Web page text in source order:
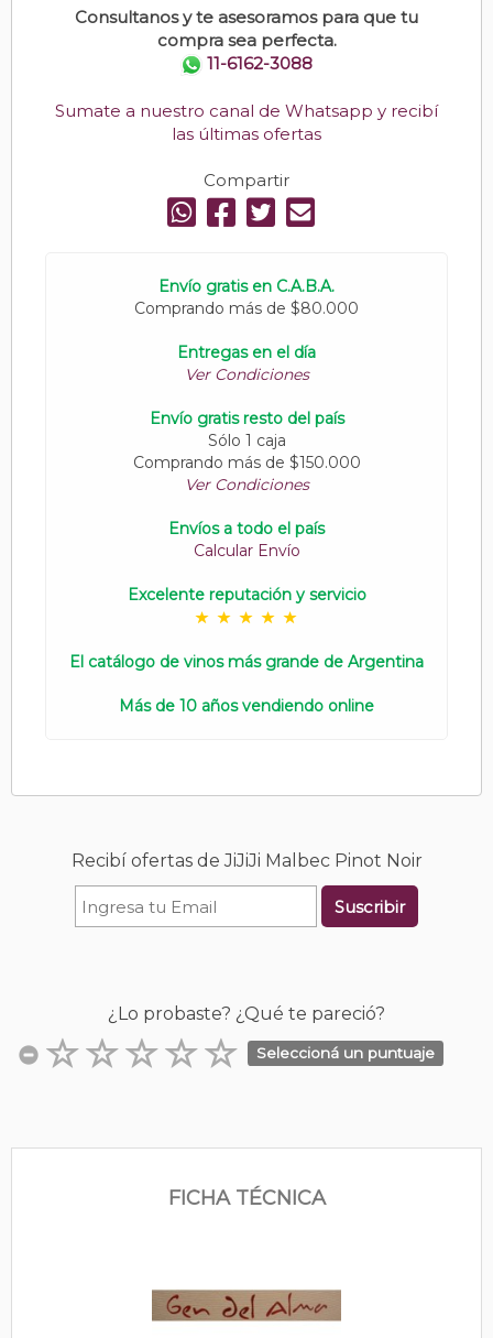
Consultanos y te asesoramos para que tu
compra sea perfecta.
11-6162-3088
Sumate a nuestro canal de Whatsapp y recibí
las últimas ofertas
Compartir
Envío gratis en C.A.B.A.
Comprando más de $80.000
Entregas en el día
Ver Condiciones
Envío gratis resto del país
Sólo 1 caja
Comprando más de $150.000
Ver Condiciones
Envíos a todo el país
Calcular Envío
Excelente reputación y servicio
El catálogo de vinos más grande de Argentina
Más de 10 años vendiendo online
Recibí ofertas de JiJiJi Malbec Pinot Noir
Suscribir
¿Lo probaste? ¿Qué te pareció?
Seleccioná un puntuaje
FICHA TÉCNICA